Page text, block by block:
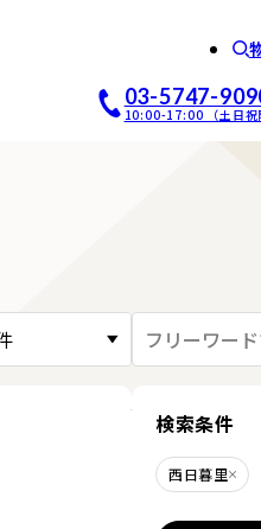
ABCホーム
03-5747-
10:00-17:00 （土日祝
検索条件
西日暮里削除